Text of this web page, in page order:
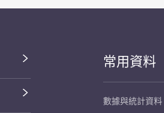
常用資料
數據與統計資料